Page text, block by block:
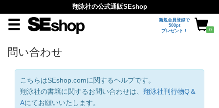
翔泳社の公式通販SEshop
新規会員登録で
500pt
プレゼント！
0
問い合わせ
こちらはSEshop.comに関するヘルプです。
翔泳社の書籍に関するお問い合わせは、 翔泳社刊行物Q＆
Aにてお願いいたします。